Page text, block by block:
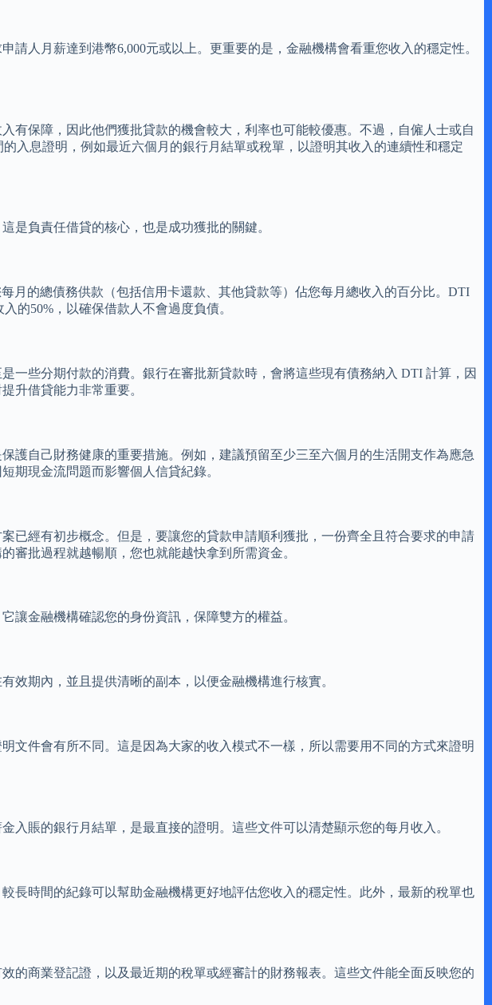
人月薪達到港幣6,000元或以上。更重要的是，金融機構會看重您收入的穩定性。
有保障，因此他們獲批貸款的機會較大，利率也可能較優惠。不過，自僱人士或自
入息證明，例如最近六個月的銀行月結單或稅單，以證明其收入的連續性和穩定
是負責任借貸的核心，也是成功獲批的關鍵。
月的總債務供款（包括信用卡還款、其他貸款等）佔您每月總收入的百分比。DTI
的50%，以確保借款人不會過度負債。
一些分期付款的消費。銀行在審批新貸款時，會將這些現有債務納入 DTI 計算，因
升借貸能力非常重要。
護自己財務健康的重要措施。例如，建議預留至少三至六個月的生活開支作為應急
期現金流問題而影響個人信貸紀錄。
已經有初步概念。但是，要讓您的貸款申請順利獲批，一份齊全且符合要求的申請
審批過程就越暢順，您也就能越快拿到所需資金。
讓金融機構確認您的身份資訊，保障雙方的權益。
效期內，並且提供清晰的副本，以便金融機構進行核實。
文件會有所不同。這是因為大家的收入模式不一樣，所以需要用不同的方式來證明
賬的銀行月結單，是最直接的證明。這些文件可以清楚顯示您的每月收入。
長時間的紀錄可以幫助金融機構更好地評估您收入的穩定性。此外，最新的稅單也
的商業登記證，以及最近期的稅單或經審計的財務報表。這些文件能全面反映您的